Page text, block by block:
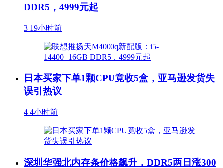
DDR5，4999元起
3 19小时前
日本买家下单1颗CPU竟收5盒，亚马逊发货失
误引热议
4 4小时前
深圳华强北内存条价格飙升，DDR5两日涨300